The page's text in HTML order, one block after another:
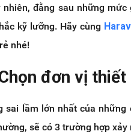
nhiên, đằng sau những
kỹ lưỡng. Hãy cùng
nhé!
đơn vị
sai lầm lớn nhất của
sẽ có 3 trường hợp xảy